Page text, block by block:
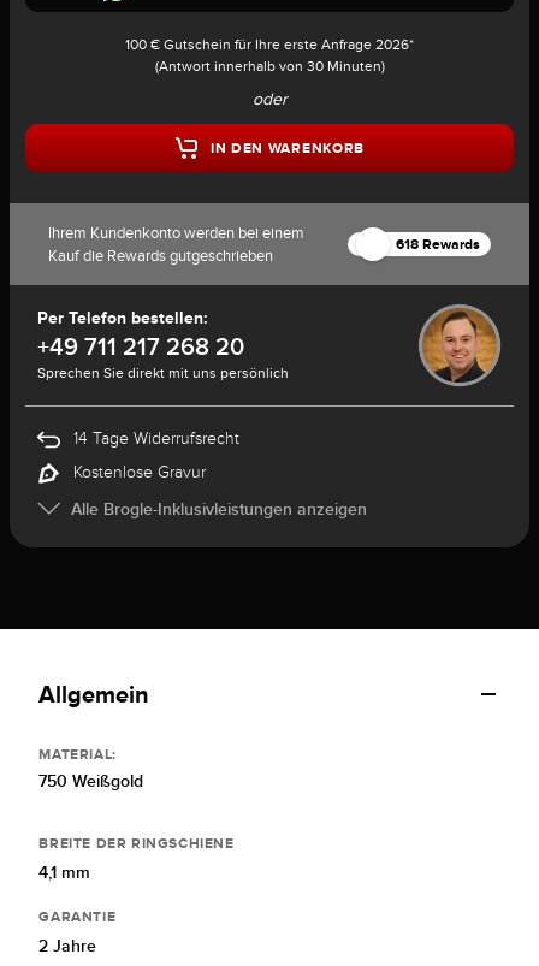
100 € Gutschein für Ihre erste Anfrage 2026*
(Antwort innerhalb von 30 Minuten)
oder
IN DEN WARENKORB
Ihrem Kundenkonto werden bei einem
Kauf die Rewards gutgeschrieben
618 Rewards
Per Telefon bestellen:
+49 711 217 268 20
Sprechen Sie direkt mit uns persönlich
14 Tage Widerrufsrecht
Kostenlose Gravur
Alle Brogle-Inklusivleistungen anzeigen
Allgemein
MATERIAL:
750 Weißgold
BREITE DER RINGSCHIENE
4,1 mm
GARANTIE
2 Jahre